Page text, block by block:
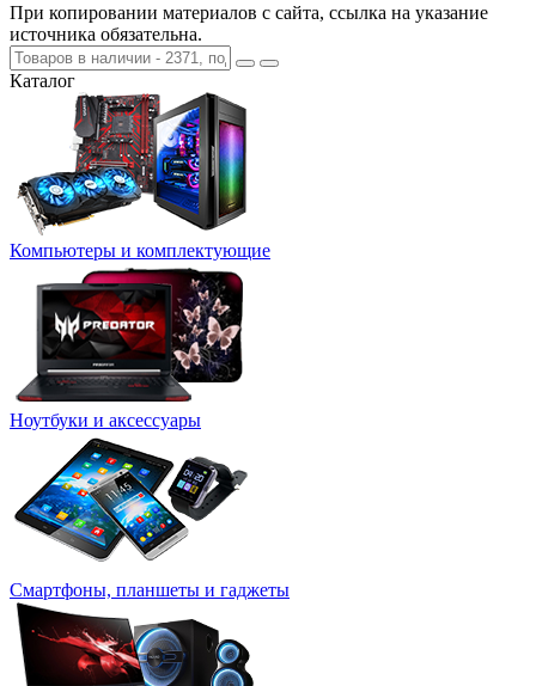
При копировании материалов с сайта, ссылка на указание
источника обязательна.
Каталог
Компьютеры и комплектующие
Ноутбуки и аксессуары
Смартфоны, планшеты и гаджеты